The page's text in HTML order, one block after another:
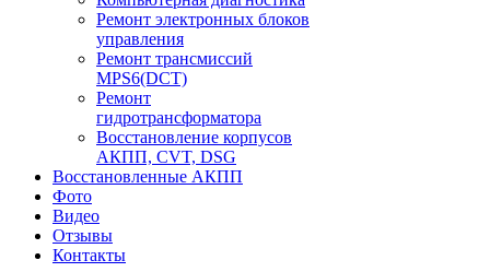
Ремонт электронных блоков
управления
Ремонт трансмиссий
MPS6(DCT)
Ремонт
гидротрансформатора
Восстановление корпусов
АКПП, CVT, DSG
Восстановленные АКПП
Фото
Видео
Отзывы
Контакты